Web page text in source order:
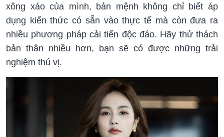
xông xáo của mình, bản mệnh không chỉ biết áp
dụng kiến thức có sẵn vào thực tế mà còn đưa ra
nhiều phương pháp cải tiến độc đáo. Hãy thử thách
bản thân nhiều hơn, bạn sẽ có được những trải
nghiệm thú vị.